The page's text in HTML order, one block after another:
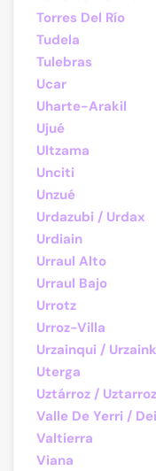
Torres Del Río
Tudela
Tulebras
Ucar
Uharte-Arakil
Ujué
Ultzama
Unciti
Unzué
Urdazubi / Urdax
Urdiain
Urraul Alto
Urraul Bajo
Urrotz
Urroz-Villa
Urzainqui /
Uterga
Uztárroz /
Valle De Yerri /
Valtierra
Viana